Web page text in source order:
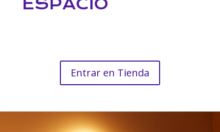
ESPACIO
Entrar en Tienda